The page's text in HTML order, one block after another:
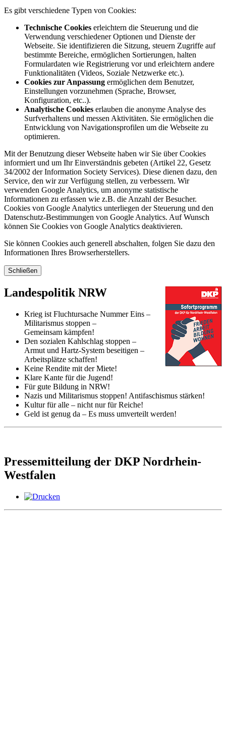
Es gibt verschiedene Typen von Cookies:
Technische Cookies erleichtern die Steuerung und die
Verwendung verschiedener Optionen und Dienste der
Webseite. Sie identifizieren die Sitzung, steuern Zugriffe auf
bestimmte Bereiche, ermöglichen Sortierungen, halten
Formulardaten wie Registrierung vor und erleichtern andere
Funktionalitäten (Videos, Soziale Netzwerke etc.).
Cookies zur Anpassung ermöglichen dem Benutzer,
Einstellungen vorzunehmen (Sprache, Browser,
Konfiguration, etc..).
Analytische Cookies erlauben die anonyme Analyse des
Surfverhaltens und messen Aktivitäten. Sie ermöglichen die
Entwicklung von Navigationsprofilen um die Webseite zu
optimieren.
Mit der Benutzung dieser Webseite haben wir Sie über Cookies
informiert und um Ihr Einverständnis gebeten (Artikel 22, Gesetz
34/2002 der Information Society Services). Diese dienen dazu, den
Service, den wir zur Verfügung stellen, zu verbessern. Wir
verwenden Google Analytics, um anonyme statistische
Informationen zu erfassen wie z.B. die Anzahl der Besucher.
Cookies von Google Analytics unterliegen der Steuerung und den
Datenschutz-Bestimmungen von Google Analytics. Auf Wunsch
können Sie Cookies von Google Analytics deaktivieren.
Sie können Cookies auch generell abschalten, folgen Sie dazu den
Informationen Ihres Browserherstellers.
Schließen
Landespolitik NRW
Krieg ist Fluchtursache Nummer Eins –
Militarismus stoppen –
Gemeinsam kämpfen!
Den sozialen Kahlschlag stoppen –
Armut und Hartz-System beseitigen –
Arbeitsplätze schaffen!
Keine Rendite mit der Miete!
Klare Kante für die Jugend!
Für gute Bildung in NRW!
Nazis und Militarismus stoppen! Antifaschismus stärken!
Kultur für alle – nicht nur für Reiche!
Geld ist genug da – Es muss umverteilt werden!
Pressemitteilung der DKP Nordrhein-
Westfalen